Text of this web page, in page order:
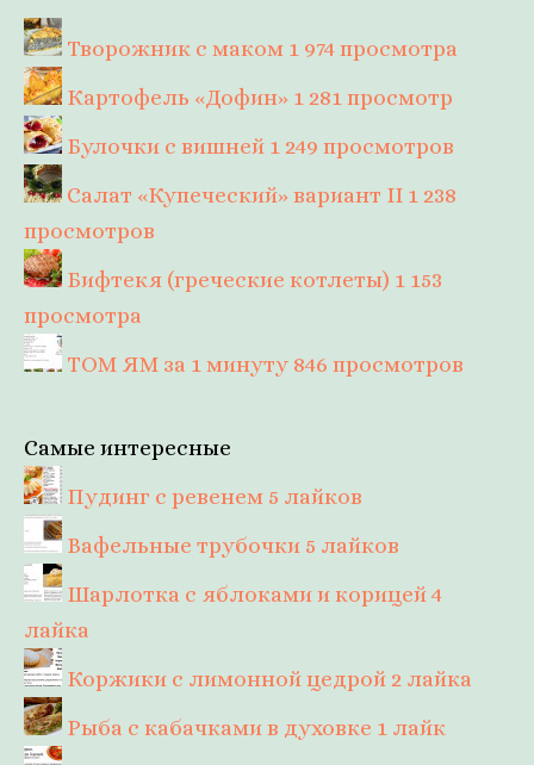
Творожник с маком 1 974 просмотра
Картофель «Дофин» 1 281 просмотр
Булочки с вишней 1 249 просмотров
Салат «Купеческий» вариант II 1 238
просмотров
Бифтекя (греческие котлеты) 1 153
просмотра
ТОМ ЯМ за 1 минуту 846 просмотров
Самые интересные
Пудинг с ревенем 5 лайков
Вафельные трубочки 5 лайков
Шарлотка с яблоками и корицей4
лайка
Коржики с лимонной цедрой 2 лайка
Рыба с кабачками в духовке 1 лайк